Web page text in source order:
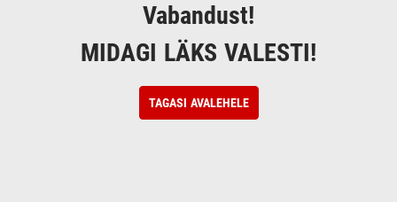
Vabandust!
MIDAGI LÄKS VALESTI!
TAGASI AVALEHELE